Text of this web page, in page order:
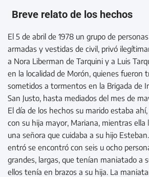
Breve relato de los hechos
El 5 de abril de 1978 un grupo de
armadas y vestidas de civil, privó
a Nora Liberman de Tarquini y a Luis
en la localidad de Morón, quienes fueron
sometidos a tormentos en la Brigada de
San Justo, hasta mediados del mes de
El día de los hechos su marido estaba
con su hija mayor, Mariana, mientras ella
una señora que cuidaba a su hijo
entró se encontró con seis u ocho
grandes, largas, que tenían maniatado a
ellos tenía en brazos a su hija. La